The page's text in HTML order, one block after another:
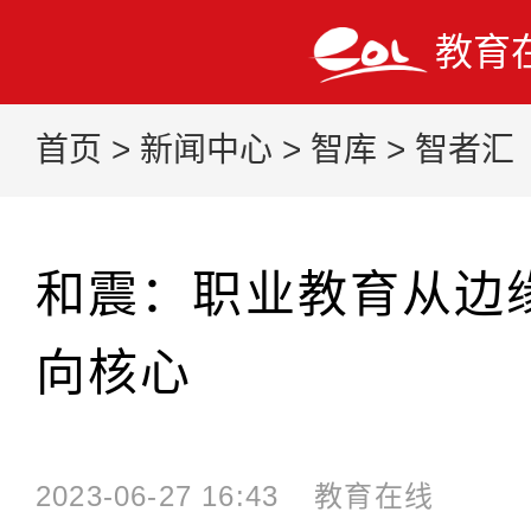
教育
首页 > 新闻中心 > 智库 > 智者汇
和震：职业教育从边
向核心
2023-06-27 16:43 教育在线